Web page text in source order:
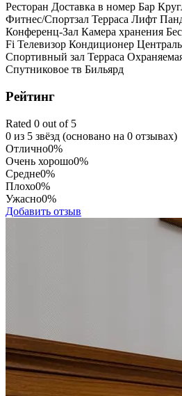
Ресторан Доставка в номер Бар
Фитнес/Спортзал Терраса Лифт
Конференц-Зал Камера хранения
Fi Телевизор Кондиционер
Спортивный зал Терраса
Спутниковое тв Бильярд
Рейтинг
Rated 0 out of 5
0 из 5 звёзд (основано на 0 отзывах)
Отлично0%
Очень хорошо0%
Средне0%
Плохо0%
Ужасно0%
Добавить отзыв